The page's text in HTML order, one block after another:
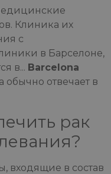
Клиника их
с
в Барселоне,
в... Barcelona
обычно отвечает в
рак
входящие в состав